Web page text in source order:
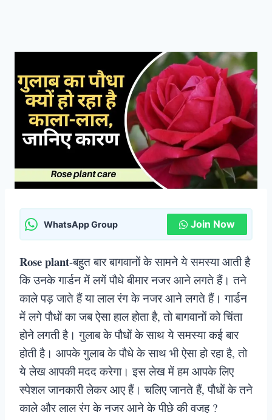
WhatsApp Group Join Now
Rose plant-बहुत बार बागवानों के सामने ये समस्या आती है
कि उनके गार्डन में लगें पौधे बीमार नजर आने लगते हैं। तने
काले पड़ जाते हैं या लाल रंग के नजर आने लगते हैं। गार्डन
में लगे पौधों का जब ऐसा हाल होता है, तो बागवानों को चिंता
होने लगती है। गुलाब के पौधों के साथ ये समस्या कई बार
होती है। आपके गुलाब के पौधे के साथ भी ऐसा हो रहा है, तो
ये लेख आपकी मदद करेगा। इस लेख में हम आपके लिए
स्पेशल जानकारी लेकर आए हैं। चलिए जानते हैं, पौधों के तने
काले और लाल रंग के नजर आने के पीछे की वजह ?